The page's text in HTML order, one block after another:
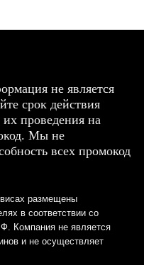
не является
срок действия
проведения на
Мы не
всех промокод
размещены
в соответствии со
Компания не является
и не осуществляет